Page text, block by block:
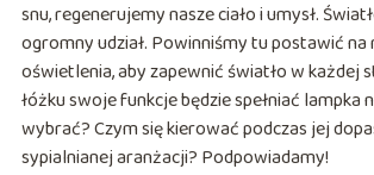
snu, regenerujemy nasze ciało i umysł.
ogromny udział. Powinniśmy tu postawić
oświetlenia, aby zapewnić światło w każdej
łóżku swoje funkcje będzie spełniać lampka
wybrać? Czym się kierować podczas jej
sypialnianej aranżacji? Podpowiadamy!